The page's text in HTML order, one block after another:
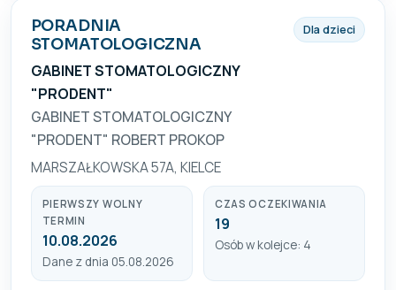
PORADNIA
STOMATOLOGICZNA
GABINET STOMATOLOGICZNY
"PRODENT"
GABINET STOMATOLOGICZNY
"PRODENT" ROBERT PROKOP
MARSZAŁKOWSKA 57A, KIELCE
Dla dzieci
PIERWSZY WOLNY
TERMIN
10.08.2026
Dane z dnia 05.08.2026
CZAS OCZEKIWANIA
19
Osób w kolejce: 4